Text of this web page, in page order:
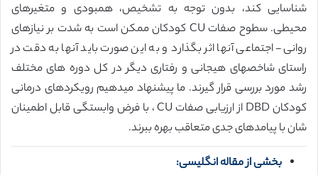
شناسایی کند، بدون توجه به تشخیص، همبودی و متغیرهای
محیطی. سطوح صفات CU کودکان ممکن است به شدت بر نیازهای
روانی- اجتماعی آنها اثر بگذارد و به این صورت باید آنها به دقت در
راستای شاخصهای هیجانی و رفتاری دیگر در کل دوره های مختلف
رشد مورد بررسی قرار گیرند. ما پیشنهاد میدهیم رویکردهای درمانی
کودکان DBD از ارزیابی صفات CU ، با فرض وابستگی قابل اطمینان
شان با پیامدهای جدی متعاقب بهره ببرند.
بخشی از مقاله انگلیسی: